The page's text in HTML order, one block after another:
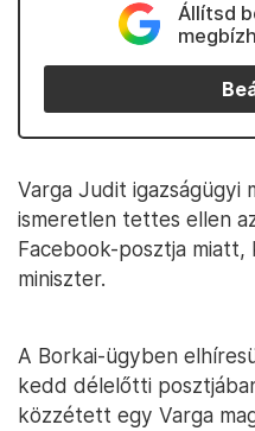
Állítsd
Varga Judit igazságügyi
ismeretlen tettes ellen
Facebook-posztja
miniszter.
A Borkai-ügyben
kedd délelőtti
közzétett egy Varga